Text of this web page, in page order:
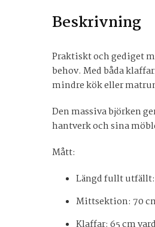
Beskrivning
Praktiskt och gediget
behov. Med båda
mindre kök eller
Den massiva björken
hantverk och sina
Mått:
Längd fullt
Mittsektion: 70